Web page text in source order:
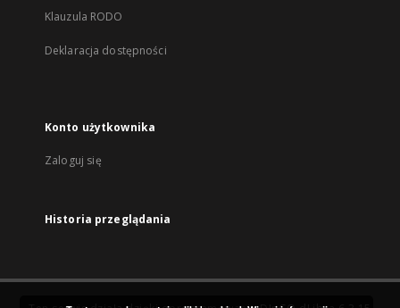
Klauzula RODO
Deklaracja dostępności
Konto użytkownika
Zaloguj się
Historia przeglądania